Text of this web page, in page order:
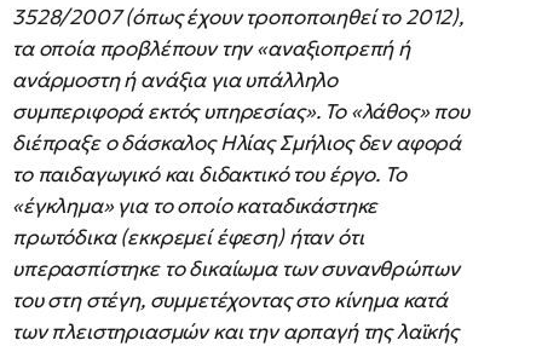
3528/2007 (όπως έχουν τροποποιηθεί το 2012),
τα οποία προβλέπουν την «αναξιοπρεπή ή
ανάρμοστη ή ανάξια για υπάλληλο
συμπεριφορά εκτός υπηρεσίας». Το «λάθος» που
διέπραξε ο δάσκαλος Ηλίας Σμήλιος δεν αφορά
το παιδαγωγικό και διδακτικό του έργο. Το
«έγκλημα» για το οποίο καταδικάστηκε
πρωτόδικα (εκκρεμεί έφεση) ήταν ότι
υπερασπίστηκε το δικαίωμα των συνανθρώπων
του στη στέγη, συμμετέχοντας στο κίνημα κατά
των πλειστηριασμών και την αρπαγή της λαϊκής